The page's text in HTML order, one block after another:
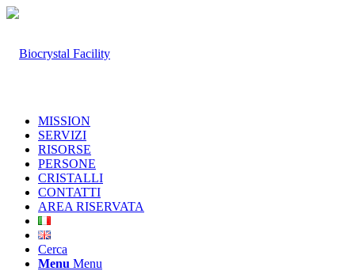
MISSION
SERVIZI
RISORSE
PERSONE
CRISTALLI
CONTATTI
AREA RISERVATA
Cerca
Menu Menu